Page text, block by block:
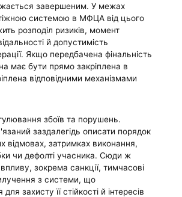
завершеним. У межах
системою в МФЦА від цього
розподіл ризиків, момент
й допустимість
Якщо передбачена фінальність
має бути прямо закріплена в
відповідними механізмами
збоїв та порушень.
заздалегідь описати порядок
відмовах, затримках виконання,
чи дефолті учасника. Сюди ж
зокрема санкції, тимчасові
з системи, що
захисту її стійкості й інтересів